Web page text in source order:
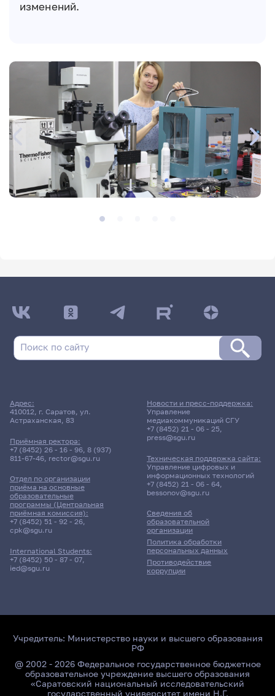
изменений.
Адрес:
410012, г. Саратов, ул.
Астраханская, 83
Приёмная ректора:
+7 (8452) 26 - 16 - 96, 8 (937)
811-67-46, rector@sgu.ru
Отдел по организации
приёма на основные
образовательные
программы (Центральная
приёмная комиссия):
+7 (8452) 51 - 92 - 26,
cpk@sgu.ru
International Students:
+7 (8452) 50 - 87 - 07,
ied@sgu.ru
Сведения об
образовательной
организации
Политика обработки
персональных данных
Противодействие
коррупции
Новости и пресс-поддержка:
Управление
медиакоммуникаций СГУ
+7 (8452) 21 - 06 - 25,
press@sgu.ru
Техническая поддержка сайта:
Управление цифровых и
информационных технологий
+7 (8452) 21 - 06 - 64,
bessonov@sgu.ru
Учредитель: Министерство науки и высшего образования
РФ
@ 2002 - 2026 Федеральное государственное бюджетное
образовательное учреждение высшего образования
«Саратовский национальный исследовательский
государственный университет имени Н.Г.